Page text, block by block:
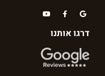
דרגו אותנו